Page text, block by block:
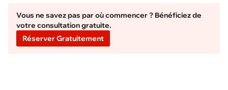
Vous ne savez pas par où commencer ? Bénéficiez de
votre consultation gratuite.
Réserver Gratuitement